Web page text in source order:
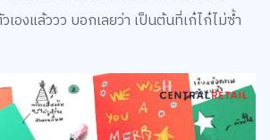
องแล้ววว บอกเลยว่า เป็นต้นที่เก๋ไก๋ไม่ซ้ำ